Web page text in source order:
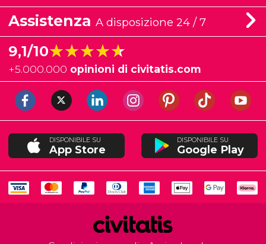
Assistenza A disposizione 24 / 7
9,1/10★★★★★
★★★★★
+5.000.000 opinioni di civitatis.com
DISPONIBILE SU
App Store
DISPONIBILE SU
Google Play